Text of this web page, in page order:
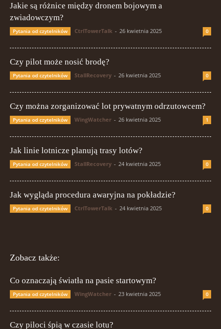
Jakie są różnice między dronem bojowym a
zwiadowczym?
Pytania od czytelników CtrlTowerTalk - 26 kwietnia 2025 0
Czy pilot może nosić brodę?
Pytania od czytelników StallRecovery - 26 kwietnia 2025 0
Czy można zorganizować lot prywatnym odrzutowcem?
Pytania od czytelników WingWatcher - 26 kwietnia 2025 1
Jak linie lotnicze planują trasy lotów?
Pytania od czytelników StallRecovery - 24 kwietnia 2025 0
Jak wygląda procedura awaryjna na pokładzie?
Pytania od czytelników CtrlTowerTalk - 24 kwietnia 2025 0
Zobacz także:
Co oznaczają światła na pasie startowym?
Pytania od czytelników WingWatcher - 23 kwietnia 2025 0
Czy piloci śpią w czasie lotu?